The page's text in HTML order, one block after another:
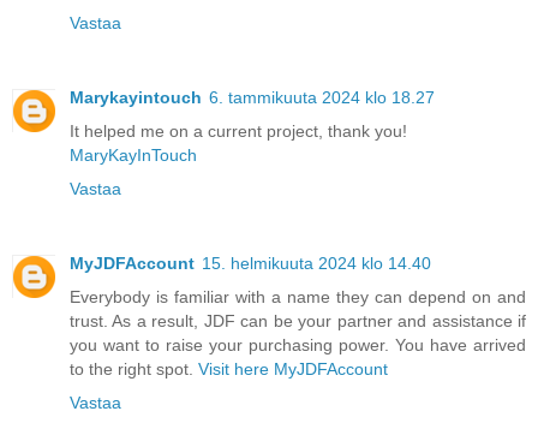
Vastaa
Marykayintouch 6. tammikuuta 2024 klo 18.27
It helped me on a current project, thank you!
MaryKayInTouch
Vastaa
MyJDFAccount 15. helmikuuta 2024 klo 14.40
Everybody is familiar with a name they can depend on and
trust. As a result, JDF can be your partner and assistance if
you want to raise your purchasing power. You have arrived
to the right spot. Visit here MyJDFAccount
Vastaa